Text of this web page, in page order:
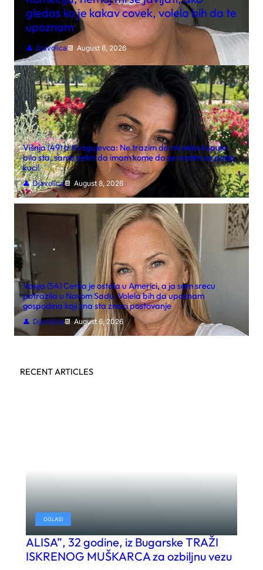
gledas ko je kakav covek, volela bih da te
upoznam
Djavolica August 8, 2026
Višnja (49) iz Kragujevca: Ne trazim da mi neko kupuje
bilo sta, samo zelim da imam kome da se vratim sa posla
kuci!
Djavolica August 8, 2026
Vanja (54) Cerka je ostala u Americi, a ja sam srecu
potrazila u Novom Sadu. Volela bih da upoznam
gospodina koji zna sta znaci postovanje
Djavolica August 6, 2026
RECENT ARTICLES
OGLASI
ALISA”, 32 godine, iz Bugarske TRAŽI
ISKRENOG MUŠKARCA za ozbiljnu vezu